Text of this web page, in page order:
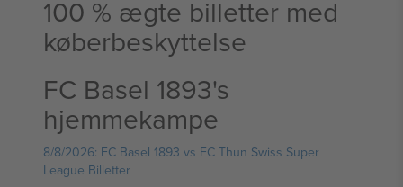
100 % ægte billetter med
køberbeskyttelse
FC Basel 1893's
hjemmekampe
8/8/2026: FC Basel 1893 vs FC Thun Swiss Super
League Billetter